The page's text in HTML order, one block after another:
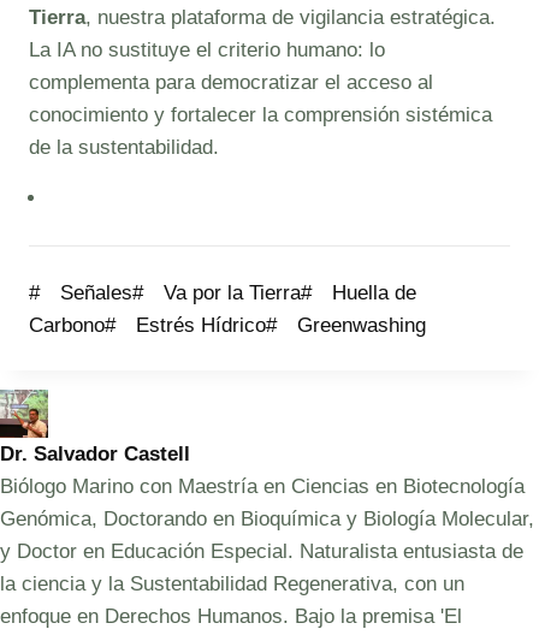
Tierra, nuestra plataforma de vigilancia estratégica.
La IA no sustituye el criterio humano: lo
complementa para democratizar el acceso al
conocimiento y fortalecer la comprensión sistémica
de la sustentabilidad.
Post
Tags:
# Señales# Va por la Tierra#
Huella de
Carbono# Estrés Hídrico# Greenwashing
Dr. Salvador Castell
Biólogo Marino con Maestría en Ciencias en Biotecnología
Genómica, Doctorando en Bioquímica y Biología Molecular,
y Doctor en Educación Especial. Naturalista entusiasta de
la ciencia y la Sustentabilidad Regenerativa, con un
enfoque en Derechos Humanos. Bajo la premisa 'El